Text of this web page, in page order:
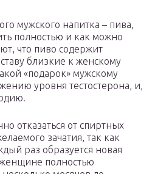
мужского напитка – пива,
полностью и как можно
что пиво содержит
близкие к женскому
«подарок» мужскому
уровня тестостерона, и,
отказаться от спиртных
зачатия, так как
раз образуется новая
полностью